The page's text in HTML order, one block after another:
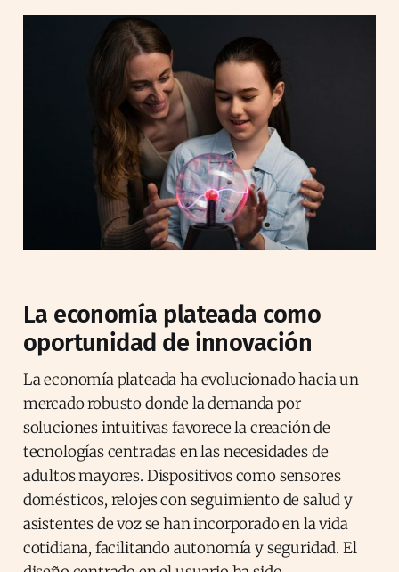
La economía plateada como
oportunidad de innovación
La economía plateada ha evolucionado hacia un
mercado robusto donde la demanda por
soluciones intuitivas favorece la creación de
tecnologías centradas en las necesidades de
adultos mayores. Dispositivos como sensores
domésticos, relojes con seguimiento de salud y
asistentes de voz se han incorporado en la vida
cotidiana, facilitando autonomía y seguridad. El